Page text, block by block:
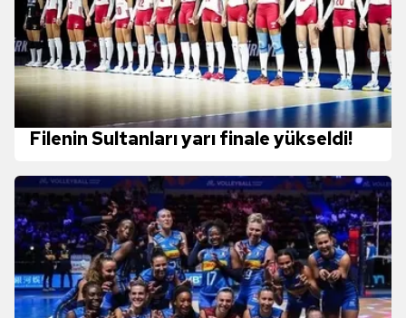
Filenin Sultanları yarı finale yükseldi!